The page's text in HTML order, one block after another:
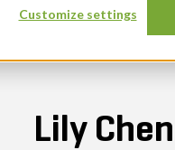
Customize settings
Lily